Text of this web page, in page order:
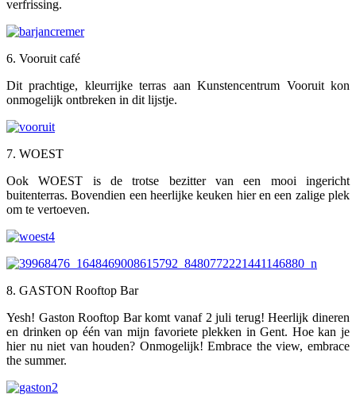
verfrissing.
6. Vooruit café
Dit prachtige, kleurrijke terras aan Kunstencentrum Vooruit kon
onmogelijk ontbreken in dit lijstje.
7. WOEST
Ook WOEST is de trotse bezitter van een mooi ingericht
buitenterras. Bovendien een heerlijke keuken hier en een zalige plek
om te vertoeven.
8. GASTON Rooftop Bar
Yesh! Gaston Rooftop Bar komt vanaf 2 juli terug! Heerlijk dineren
en drinken op één van mijn favoriete plekken in Gent. Hoe kan je
hier nu niet van houden? Onmogelijk! Embrace the view, embrace
the summer.